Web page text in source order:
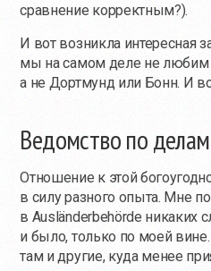
сравнение корректным?).
И вот возникла интересная
мы на самом деле не
а не Дортмунд или Бонн. И
Ведомство по
Отношение к этой
в силу разного опыта. Мне
в Ausländerbehörde никаких
и было, только по моей
там и другие, куда менее